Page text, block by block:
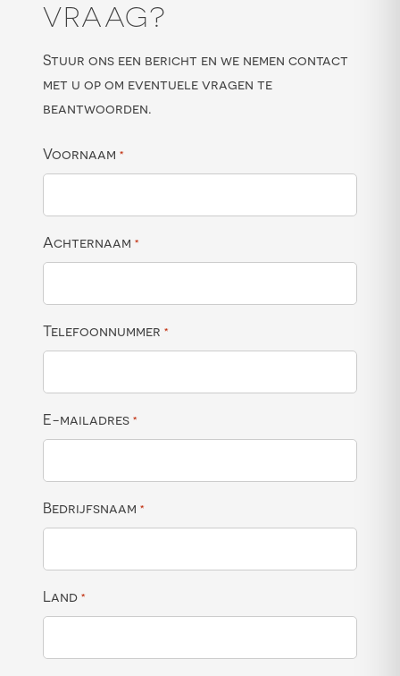
VRAAG?
Stuur ons een bericht en we nemen contact
met u op om eventuele vragen te
beantwoorden.
Voornaam *
Achternaam *
Telefoonnummer *
E-mailadres *
Bedrijfsnaam *
Land *